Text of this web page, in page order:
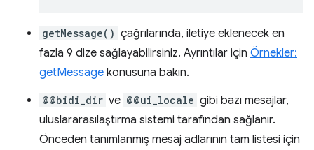
getMessage() çağrılarında, iletiye eklenecek en
fazla 9 dize sağlayabilirsiniz. Ayrıntılar için Örnekler:
getMessage konusuna bakın.
@@bidi_dir ve @@ui_locale gibi bazı mesajlar,
uluslararasılaştırma sistemi tarafından sağlanır.
Önceden tanımlanmış mesaj adlarının tam listesi için